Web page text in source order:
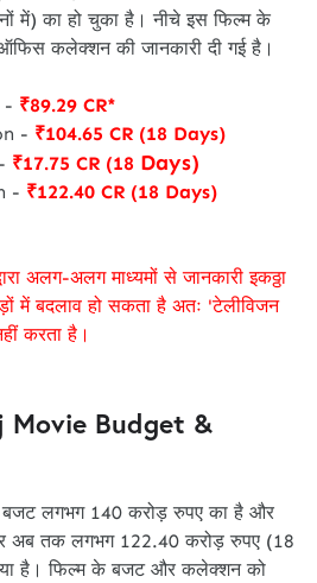
में) का हो चुका है। नीचे इस फिल्म के
कलेक्शन की जानकारी दी गई है।
- ₹89.29 CR*
- ₹104.65 CR (18 Days)
₹17.75 CR (18 Days)
- ₹122.40 CR (18 Days)
अलग-अलग माध्यमों से जानकारी इकठ्ठा
में बदलाव हो सकता है अतः 'टेलीविजन
करता है।
Movie Budget &
बजट लगभग 140 करोड़ रुपए का है और
अब तक लगभग 122.40 करोड़ रुपए (18
है। फिल्म के बजट और कलेक्शन को